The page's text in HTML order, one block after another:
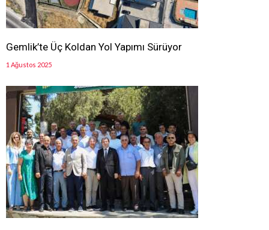
Gemlik’te Üç Koldan Yol Yapımı Sürüyor
1 Ağustos 2025